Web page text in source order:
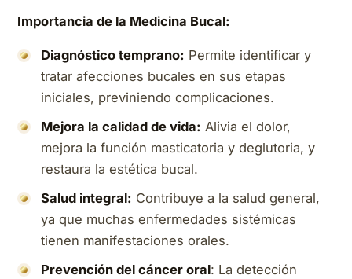
Importancia de la Medicina Bucal:
Diagnóstico temprano: Permite identificar y
tratar afecciones bucales en sus etapas
iniciales, previniendo complicaciones.
Mejora la calidad de vida: Alivia el dolor,
mejora la función masticatoria y deglutoria, y
restaura la estética bucal.
Salud integral: Contribuye a la salud general,
ya que muchas enfermedades sistémicas
tienen manifestaciones orales.
Prevención del cáncer oral: La detección